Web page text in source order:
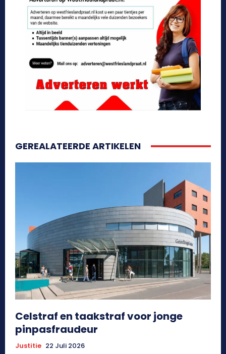
GEREALATEERDE ARTIKELEN
Celstraf en taakstraf voor jonge
pinpasfraudeur
Justitie 22 Juli 2026